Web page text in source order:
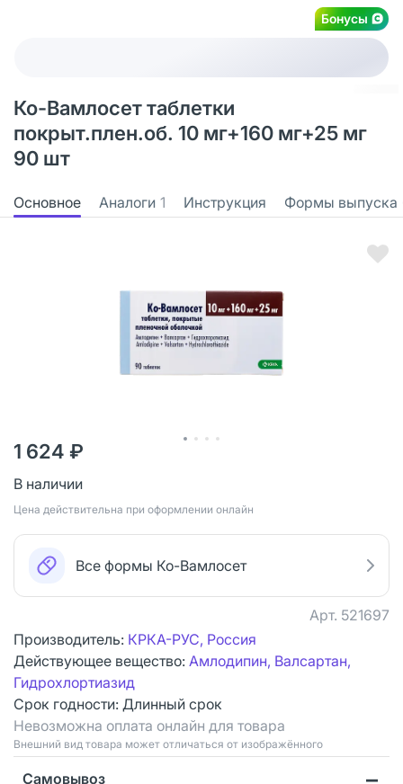
Бонусы
Ко-Вамлосет таблетки
покрыт.плен.об. 10 мг+160 мг+25 мг
90 шт
Основное Аналоги 1 Инструкция Формы выпуска
1 624 ₽
В наличии
Цена действительна при оформлении онлайн
Все формы Ко-Вамлосет
Арт. 521697
Производитель: КРКА-РУС, Россия
Действующее вещество: Амлодипин, Валсартан,
Гидрохлортиазид
Срок годности: Длинный срок
Невозможна оплата онлайн для товара
Bнешний вид товара может отличаться от изображённого
Самовывоз